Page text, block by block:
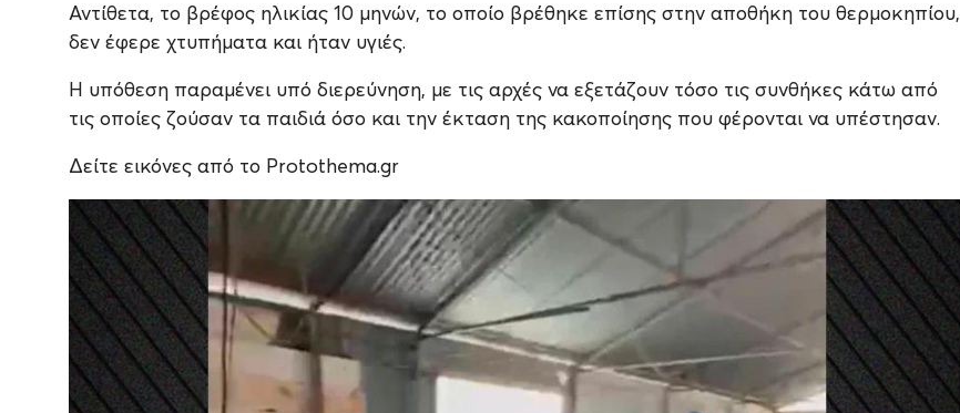
Αντίθετα, το βρέφος ηλικίας 10 μηνών, το οποίο βρέθηκε επίσης στην αποθήκη του θερμοκηπίου,
δεν έφερε χτυπήματα και ήταν υγιές.
Η υπόθεση παραμένει υπό διερεύνηση, με τις αρχές να εξετάζουν τόσο τις συνθήκες κάτω από
τις οποίες ζούσαν τα παιδιά όσο και την έκταση της κακοποίησης που φέρονται να υπέστησαν.
Δείτε εικόνες από το Protothema.gr